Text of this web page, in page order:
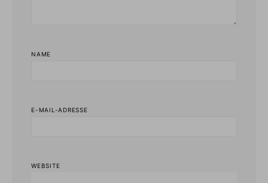
NAME
E-MAIL-ADRESSE
WEBSITE